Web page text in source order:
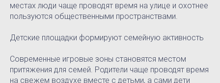
местах люди чаще проводят время на улице и охотнее
пользуются общественными пространствами.
Детские площадки формируют семейную активность
Современные игровые зоны становятся местом
притяжения для семей. Родители чаще проводят время
на свежем воздухе вместе с детьми, а сами дети